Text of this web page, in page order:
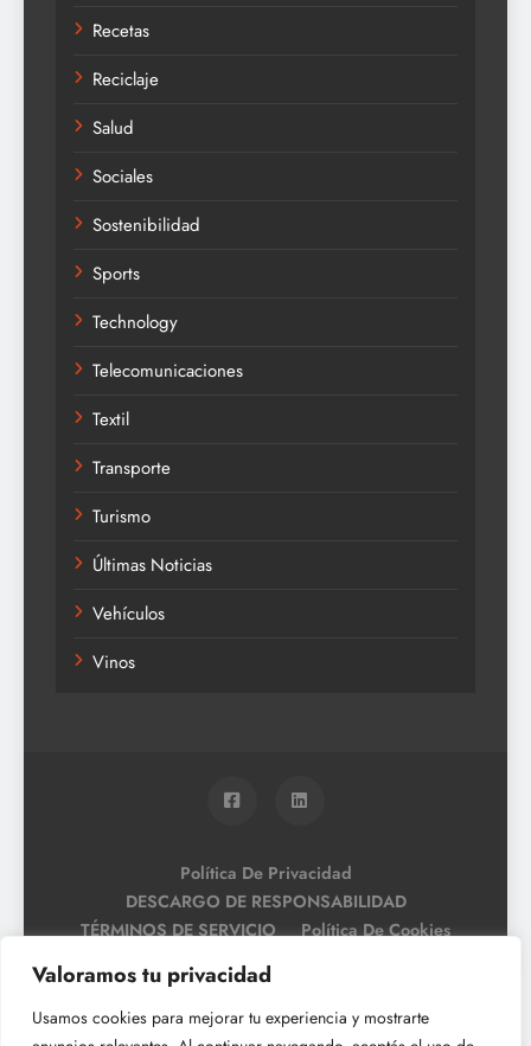
Valoramos tu privacidad
Usamos cookies para mejorar tu experiencia y mostrarte
Recetas
Reciclaje
Salud
Sociales
Sostenibilidad
Sports
Technology
Telecomunicaciones
Textil
Transporte
Turismo
Últimas Noticias
Vehículos
Vinos
Política De Privacidad
DESCARGO DE RESPONSABILIDAD
TÉRMINOS DE SERVICIO
Política De Cookies